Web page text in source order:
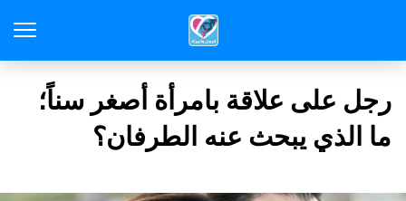
رجل على علاقة بامرأة أصغر سناً؛
ما الذي يبحث عنه الطرفان؟